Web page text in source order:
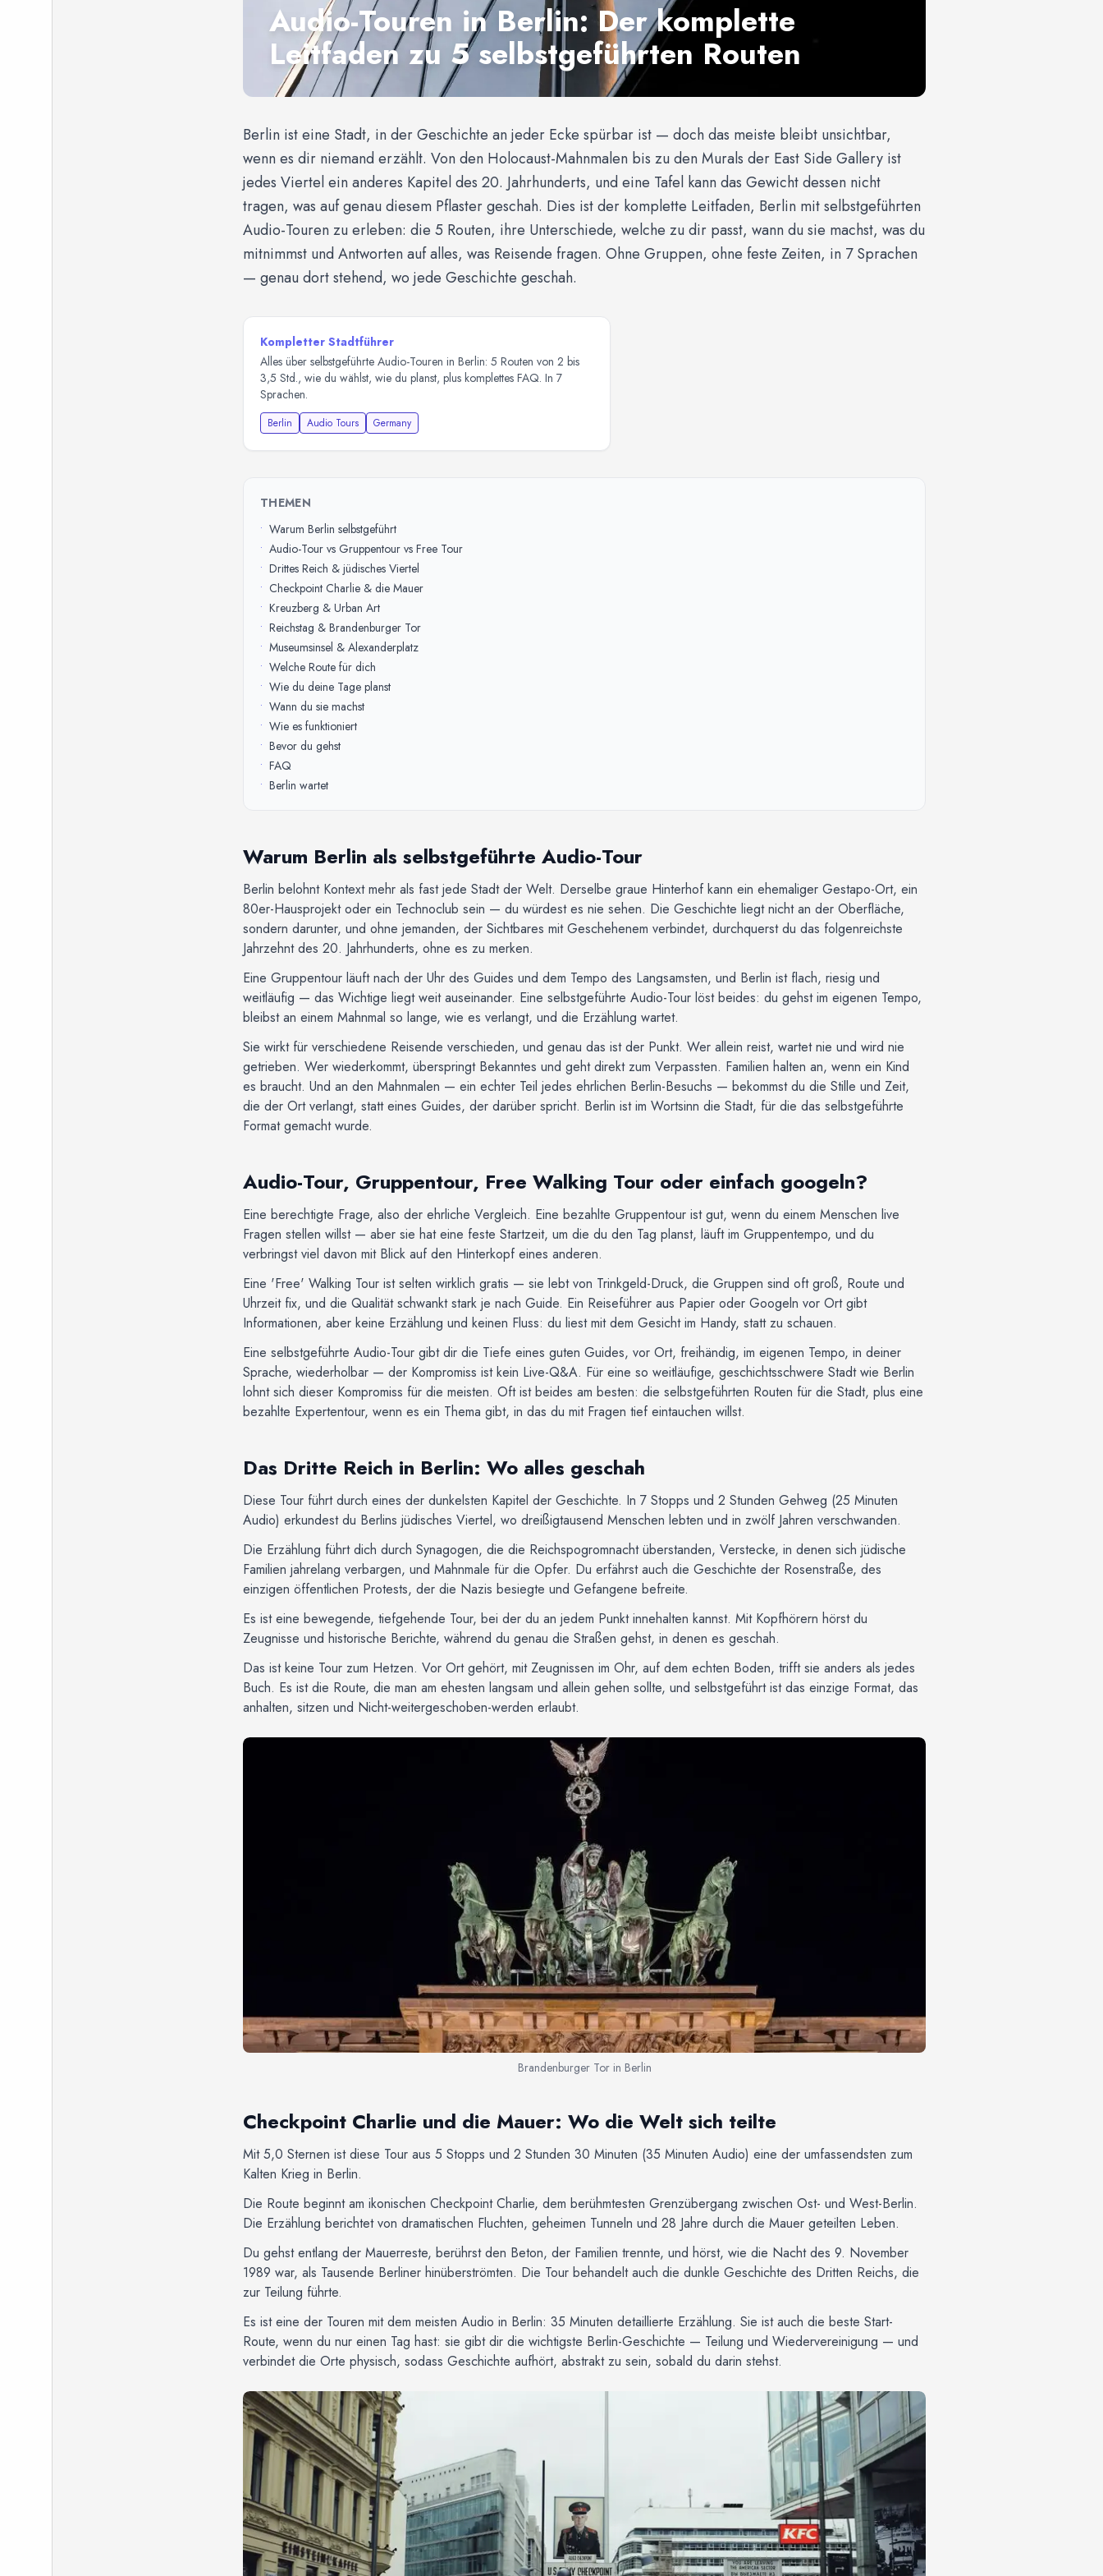
Audio-Touren in Berlin: Der komplette
Leitfaden zu 5 selbstgeführten Routen
Berlin ist eine Stadt, in der Geschichte an jeder Ecke spürbar ist — doch das meiste bleibt unsichtbar,
wenn es dir niemand erzählt. Von den Holocaust-Mahnmalen bis zu den Murals der East Side Gallery ist
jedes Viertel ein anderes Kapitel des 20. Jahrhunderts, und eine Tafel kann das Gewicht dessen nicht
tragen, was auf genau diesem Pflaster geschah. Dies ist der komplette Leitfaden, Berlin mit selbstgeführten
Audio-Touren zu erleben: die 5 Routen, ihre Unterschiede, welche zu dir passt, wann du sie machst, was du
mitnimmst und Antworten auf alles, was Reisende fragen. Ohne Gruppen, ohne feste Zeiten, in 7 Sprachen
— genau dort stehend, wo jede Geschichte geschah.
Kompletter Stadtführer
Alles über selbstgeführte Audio-Touren in Berlin: 5 Routen von 2 bis
3,5 Std., wie du wählst, wie du planst, plus komplettes FAQ. In 7
Sprachen.
Berlin Audio Tours Germany
THEMEN
• Warum Berlin selbstgeführt
• Audio-Tour vs Gruppentour vs Free Tour
• Drittes Reich & jüdisches Viertel
• Checkpoint Charlie & die Mauer
• Kreuzberg & Urban Art
• Reichstag & Brandenburger Tor
• Museumsinsel & Alexanderplatz
• Welche Route für dich
• Wie du deine Tage planst
• Wann du sie machst
• Wie es funktioniert
• Bevor du gehst
• FAQ
• Berlin wartet
Warum Berlin als selbstgeführte Audio-Tour
Berlin belohnt Kontext mehr als fast jede Stadt der Welt. Derselbe graue Hinterhof kann ein ehemaliger Gestapo-Ort, ein
80er-Hausprojekt oder ein Technoclub sein — du würdest es nie sehen. Die Geschichte liegt nicht an der Oberfläche,
sondern darunter, und ohne jemanden, der Sichtbares mit Geschehenem verbindet, durchquerst du das folgenreichste
Jahrzehnt des 20. Jahrhunderts, ohne es zu merken.
Eine Gruppentour läuft nach der Uhr des Guides und dem Tempo des Langsamsten, und Berlin ist flach, riesig und
weitläufig — das Wichtige liegt weit auseinander. Eine selbstgeführte Audio-Tour löst beides: du gehst im eigenen Tempo,
bleibst an einem Mahnmal so lange, wie es verlangt, und die Erzählung wartet.
Sie wirkt für verschiedene Reisende verschieden, und genau das ist der Punkt. Wer allein reist, wartet nie und wird nie
getrieben. Wer wiederkommt, überspringt Bekanntes und geht direkt zum Verpassten. Familien halten an, wenn ein Kind
es braucht. Und an den Mahnmalen — ein echter Teil jedes ehrlichen Berlin-Besuchs — bekommst du die Stille und Zeit,
die der Ort verlangt, statt eines Guides, der darüber spricht. Berlin ist im Wortsinn die Stadt, für die das selbstgeführte
Format gemacht wurde.
Audio-Tour, Gruppentour, Free Walking Tour oder einfach googeln?
Eine berechtigte Frage, also der ehrliche Vergleich. Eine bezahlte Gruppentour ist gut, wenn du einem Menschen live
Fragen stellen willst — aber sie hat eine feste Startzeit, um die du den Tag planst, läuft im Gruppentempo, und du
verbringst viel davon mit Blick auf den Hinterkopf eines anderen.
Eine 'Free' Walking Tour ist selten wirklich gratis — sie lebt von Trinkgeld-Druck, die Gruppen sind oft groß, Route und
Uhrzeit fix, und die Qualität schwankt stark je nach Guide. Ein Reiseführer aus Papier oder Googeln vor Ort gibt
Informationen, aber keine Erzählung und keinen Fluss: du liest mit dem Gesicht im Handy, statt zu schauen.
Eine selbstgeführte Audio-Tour gibt dir die Tiefe eines guten Guides, vor Ort, freihändig, im eigenen Tempo, in deiner
Sprache, wiederholbar — der Kompromiss ist kein Live-Q&A. Für eine so weitläufige, geschichtsschwere Stadt wie Berlin
lohnt sich dieser Kompromiss für die meisten. Oft ist beides am besten: die selbstgeführten Routen für die Stadt, plus eine
bezahlte Expertentour, wenn es ein Thema gibt, in das du mit Fragen tief eintauchen willst.
Das Dritte Reich in Berlin: Wo alles geschah
Diese Tour führt durch eines der dunkelsten Kapitel der Geschichte. In 7 Stopps und 2 Stunden Gehweg (25 Minuten
Audio) erkundest du Berlins jüdisches Viertel, wo dreißigtausend Menschen lebten und in zwölf Jahren verschwanden.
Die Erzählung führt dich durch Synagogen, die die Reichspogromnacht überstanden, Verstecke, in denen sich jüdische
Familien jahrelang verbargen, und Mahnmale für die Opfer. Du erfährst auch die Geschichte der Rosenstraße, des
einzigen öffentlichen Protests, der die Nazis besiegte und Gefangene befreite.
Es ist eine bewegende, tiefgehende Tour, bei der du an jedem Punkt innehalten kannst. Mit Kopfhörern hörst du
Zeugnisse und historische Berichte, während du genau die Straßen gehst, in denen es geschah.
Das ist keine Tour zum Hetzen. Vor Ort gehört, mit Zeugnissen im Ohr, auf dem echten Boden, trifft sie anders als jedes
Buch. Es ist die Route, die man am ehesten langsam und allein gehen sollte, und selbstgeführt ist das einzige Format, das
anhalten, sitzen und Nicht-weitergeschoben-werden erlaubt.
Brandenburger Tor in Berlin
Checkpoint Charlie und die Mauer: Wo die Welt sich teilte
Mit 5,0 Sternen ist diese Tour aus 5 Stopps und 2 Stunden 30 Minuten (35 Minuten Audio) eine der umfassendsten zum
Kalten Krieg in Berlin.
Die Route beginnt am ikonischen Checkpoint Charlie, dem berühmtesten Grenzübergang zwischen Ost- und West-Berlin.
Die Erzählung berichtet von dramatischen Fluchten, geheimen Tunneln und 28 Jahre durch die Mauer geteilten Leben.
Du gehst entlang der Mauerreste, berührst den Beton, der Familien trennte, und hörst, wie die Nacht des 9. November
1989 war, als Tausende Berliner hinüberströmten. Die Tour behandelt auch die dunkle Geschichte des Dritten Reichs, die
zur Teilung führte.
Es ist eine der Touren mit dem meisten Audio in Berlin: 35 Minuten detaillierte Erzählung. Sie ist auch die beste Start-
Route, wenn du nur einen Tag hast: sie gibt dir die wichtigste Berlin-Geschichte — Teilung und Wiedervereinigung — und
verbindet die Orte physisch, sodass Geschichte aufhört, abstrakt zu sein, sobald du darin stehst.